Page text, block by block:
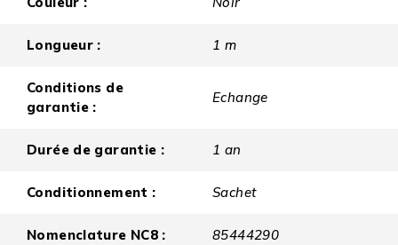
Longueur : 1 m
Conditions de
garantie :
Echange
Durée de garantie : 1 an
Conditionnement : Sachet
Nomenclature NC8 : 85444290